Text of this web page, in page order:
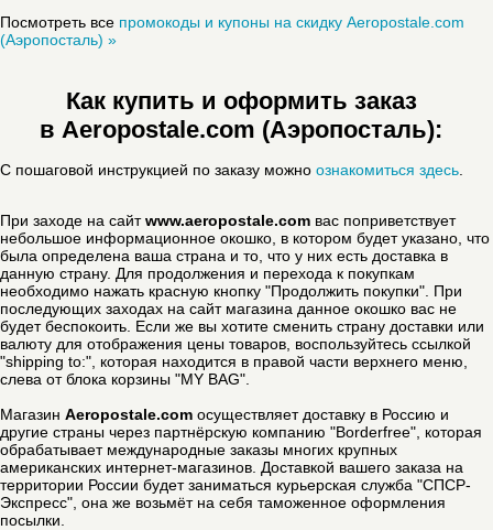
Посмотреть все промокоды и купоны на скидку Aeropostale.com
(Аэропосталь) »
Как купить и оформить заказ
в Aeropostale.com (Аэропосталь):
С пошаговой инструкцией по заказу можно ознакомиться здесь
При заходе на сайтwww.aeropostale.com вас поприветствует
небольшое информационное окошко, в котором будет указано, что
была определена ваша страна и то, что у них есть доставка в
данную страну. Для продолжения и перехода к покупкам
необходимо нажать красную кнопку "Продолжить покупки". При
последующих заходах на сайт магазина данное окошко вас не
будет беспокоить. Если же вы хотите сменить страну доставки или
валюту для отображения цены товаров, воспользуйтесь ссылкой
"shipping to:", которая находится в правой части верхнего меню,
слева от блока корзины "MY BAG".
Магазин Aeropostale.com осуществляет доставку в Россию и
другие страны через партнёрскую компанию "Borderfree", которая
обрабатывает международные заказы многих крупных
американских интернет-магазинов. Доставкой вашего заказа на
территории России будет заниматься курьерская служба "СПСР-
Экспресс", она же возьмёт на себя таможенное оформления
посылки.